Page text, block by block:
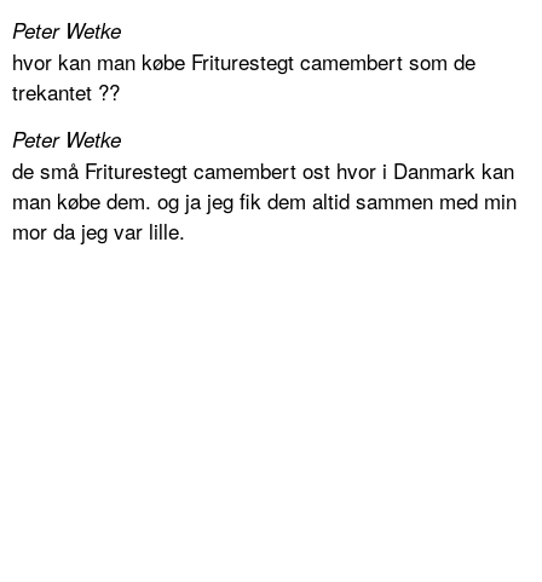
Peter Wetke
hvor kan man købe Friturestegt camembert som de
trekantet ??
Peter Wetke
de små Friturestegt camembert ost hvor i Danmark kan
man købe dem. og ja jeg fik dem altid sammen med min
mor da jeg var lille.